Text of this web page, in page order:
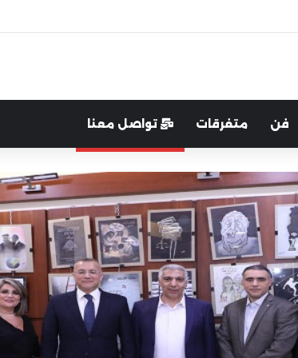
والشراكة مع المجتمع المحلي
فن متفرقات تواصل معنا